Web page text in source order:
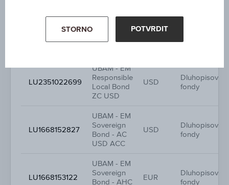
LU2351012625
UBAM - EM
Responsible
Local Bond
GBP
fondy
LU2351022699
UBAM - EM
Responsible
Local Bond
ZC USD
USD
Dluhopisové
fondy
LU1668152827
UBAM - EM
Sovereign
Bond - AC
USD ACC
USD
Dluhopisové
fondy
LU1668153122
UBAM - EM
Sovereign
Bond - AHC
EUR
Dluhopisové
fondy
STORNO POTVRDIT